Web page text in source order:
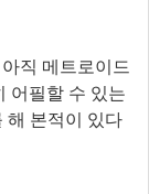
직 메트로이드
어필할 수 있는
해 본적이 있다